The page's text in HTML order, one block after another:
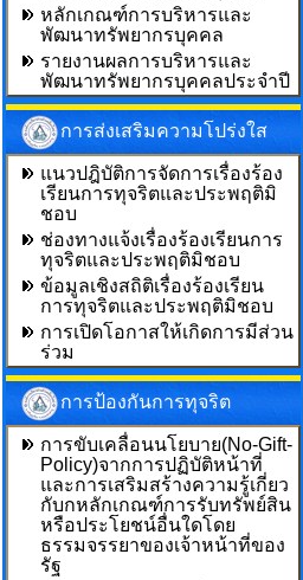
หลักเกณฑ์การบริหารและ
พัฒนาทรัพยากรบุคคล
รายงานผลการบริหารและ
พัฒนาทรัพยากรบุคคลประจำปี
การส่งเสริมความโปร่งใส
แนวปฎิบัติการจัดการเรื่องร้อง
เรียนการทุจริตและประพฤติมิ
ชอบ
ช่องทางแจ้งเรื่องร้องเรียนการ
ทุจริตและประพฤติมิชอบ
ข้อมูลเชิงสถิติเรื่องร้องเรียน
การทุจริตและประพฤติมิชอบ
การเปิดโอกาสให้เกิดการมีส่วน
ร่วม
การป้องกันการทุจริต
การขับเคลื่อนนโยบาย(No-Gift-
Policy)จากการปฏิบัติหน้าที่
และการเสริมสร้างความรู้เกี่ยว
กับกหลักเกณฑ์การรับทรัพย์สิน
หรือประโยชน์อื่นใดโดย
ธรรมจรรยาของเจ้าหน้าที่ของ
รัฐ